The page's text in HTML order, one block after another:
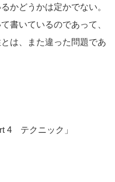
かどうかは定かでない。
書いているのであって、
は、また違った問題であ
4 テクニック」